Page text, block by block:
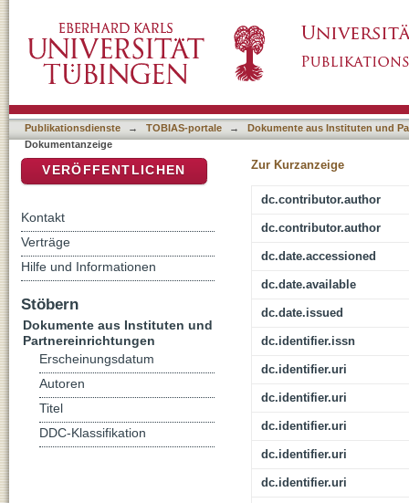
Publikationsdienste → TOBIAS-portale →
Dokumente aus Instituten und
Dokumentanzeige
Zur Kurzanzeige
dc.contributor.author
dc.contributor.author
dc.date.accessioned
dc.date.available
dc.date.issued
dc.identifier.issn
dc.identifier.uri
dc.identifier.uri
dc.identifier.uri
dc.identifier.uri
dc.identifier.uri
VERÖFFENTLICHEN
Kontakt
Verträge
Hilfe und Informationen
Stöbern
Dokumente aus Instituten und
Partnereinrichtungen
Erscheinungsdatum
Autoren
Titel
DDC-Klassifikation